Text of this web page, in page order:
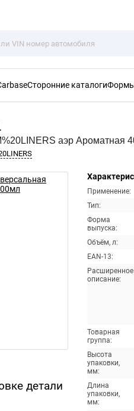
Сторонние каталоги
аэр Ароматная
детали
Применение:
Тип:
Форма
выпуска:
Объём, л:
EAN-13:
Расширенное
описание:
Товарная
группа:
Высота
упаковки,
мм:
Длина
упаковки,
мм: